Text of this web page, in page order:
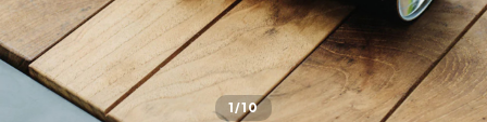
1/10